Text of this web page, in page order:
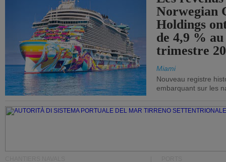
Norwegian
Holdings
de 4,9 %
trimestre
Miami
Nouveau registre
embarquant sur les